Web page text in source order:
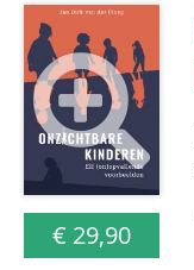
€ 29,90